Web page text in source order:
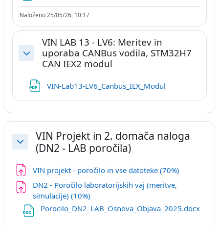
Naloženo 25/05/26, 10:17
Skrči
VIN LAB 13 - LV6: Meritev in
uporaba CANBus vodila, STM32H7
CAN IEX2 modul
VIN-Lab13-LV6_Canbus_IEX_Modul
Skrči
VIN Projekt in 2. domača naloga
(DN2 - LAB poročila)
VIN projekt - poročilo in vse datoteke (70%)Naloga
DN2 - Poročilo laboratorijskih vaj (meritve,
simulacije) (10%)Naloga
Porocilo_DN2_LAB_Osnova_Objava_2025.docx